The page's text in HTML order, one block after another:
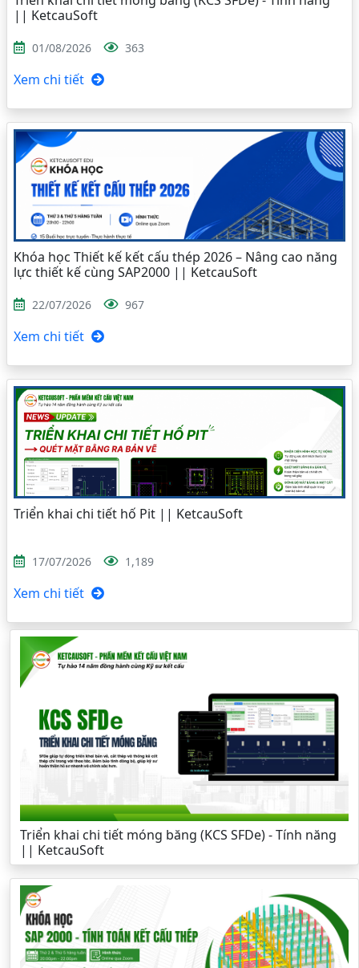
|| KetcauSoft
01/08/2026 363
Xem chi tiết
Khóa học Thiết kế kết cấu thép 2026 – Nâng cao năng
lực thiết kế cùng SAP2000 || KetcauSoft
22/07/2026 967
Xem chi tiết
Triển khai chi tiết hố Pit || KetcauSoft
17/07/2026 1,189
Xem chi tiết
Triển khai chi tiết móng băng (KCS SFDe) - Tính năng
|| KetcauSoft